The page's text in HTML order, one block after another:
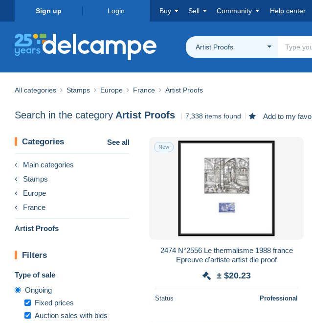
Sign up Login Buy Sell Community Help center
Artist Proofs
All categories Stamps Europe France Artist Proofs
Search in the category Artist Proofs 7,338 items found Add to my
Categories See all
Main categories
Stamps
Europe
France
Artist Proofs
Filters
Type of sale
Ongoing
Fixed prices
Auction sales with bids
New
2474 N°2556 Le thermalisme 1988 france
Epreuve d'artiste artist die proof
± $20.23
Status Professional